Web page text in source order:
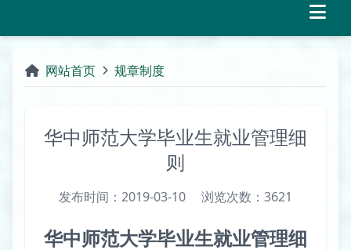
网站首页 规章制度
华中师范大学毕业生就业管理细
则
发布时间：2019-03-10 浏览次数： 3621
华中师范大学毕业生就业管理细